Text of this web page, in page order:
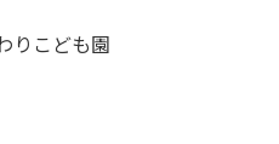
りこども園